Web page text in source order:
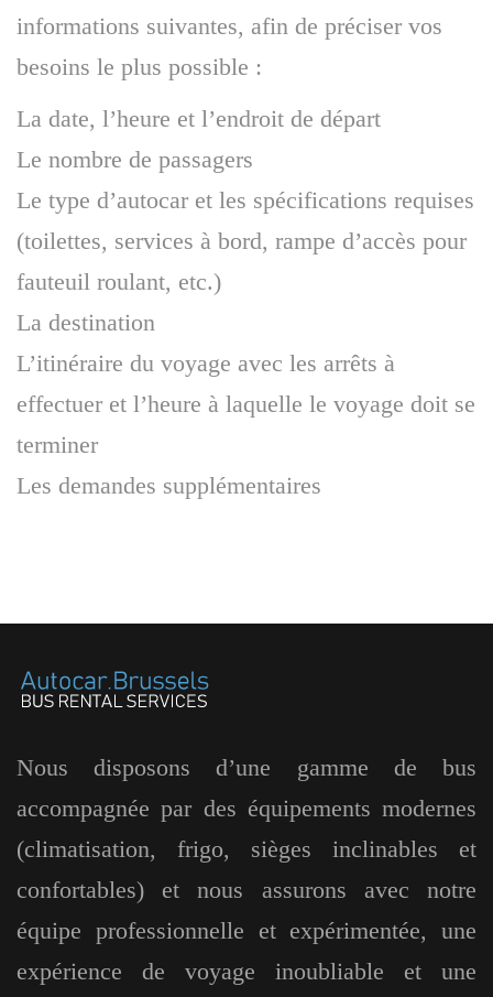
informations suivantes, afin de préciser vos
besoins le plus possible :
La date, l’heure et l’endroit de départ
Le nombre de passagers
Le type d’autocar et les spécifications requises
(toilettes, services à bord, rampe d’accès pour
fauteuil roulant, etc.)
La destination
L’itinéraire du voyage avec les arrêts à
effectuer et l’heure à laquelle le voyage doit se
terminer
Les demandes supplémentaires
Nous disposons d’une gamme de bus
accompagnée par des équipements modernes
(climatisation, frigo, sièges inclinables et
confortables) et nous assurons avec notre
équipe professionnelle et expérimentée, une
expérience de voyage inoubliable et une